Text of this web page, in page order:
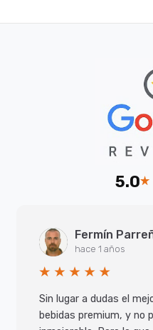
5.0
Fermín
hace 1 años
Sin lugar a dudas el
bebidas premium, y no